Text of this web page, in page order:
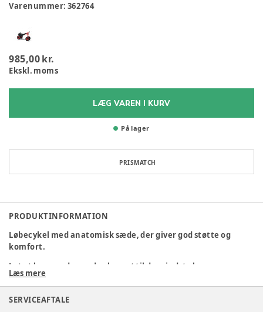
Varenummer: 362764
985,00 kr.
Ekskl. moms
LÆG VAREN I KURV
På lager
PRISMATCH
PRODUKTINFORMATION
Løbecykel med anatomisk sæde, der giver god støtte og
komfort.
Let at køre og dermed velegnet til de mindste børn.
Dansk design.
Mål: H 33 L 55 B 37.
Læs mere
SERVICEAFTALE